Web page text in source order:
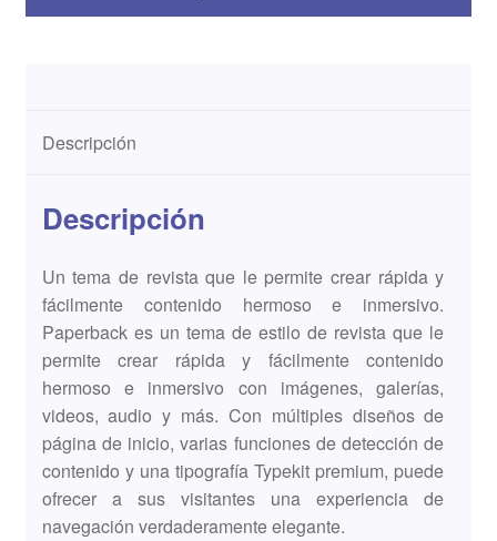
Descripción
Descripción
Un tema de revista que le permite crear rápida y
fácilmente contenido hermoso e inmersivo.
Paperback es un tema de estilo de revista que le
permite crear rápida y fácilmente contenido
hermoso e inmersivo con imágenes, galerías,
videos, audio y más. Con múltiples diseños de
página de inicio, varias funciones de detección de
contenido y una tipografía Typekit premium, puede
ofrecer a sus visitantes una experiencia de
navegación verdaderamente elegante.